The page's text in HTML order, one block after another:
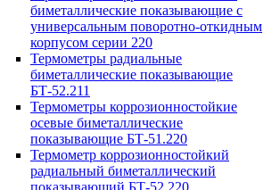
биметаллические показывающие с
универсальным поворотно-откидным
корпусом серии 220
Термометры радиальные
биметаллические показывающие
БТ-52.211
Термометры коррозионностойкие
осевые биметаллические
показывающие БТ-51.220
Термометр коррозионностойкий
радиальный биметаллический
показывающий БТ-52.220